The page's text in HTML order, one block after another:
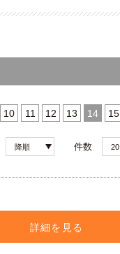
10 11 12 13 14 15
降順 件数 20
詳細を見る